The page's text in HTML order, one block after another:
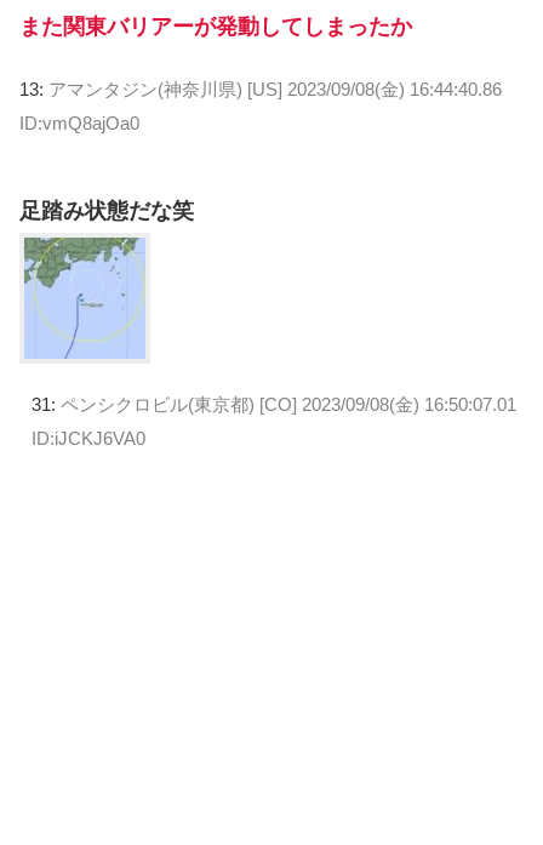
また関東バリアーが発動してしまったか
13: アマンタジン(神奈川県) [US] 2023/09/08(金) 16:44:40.86
ID:vmQ8ajOa0
足踏み状態だな笑
31: ペンシクロビル(東京都) [CO] 2023/09/08(金) 16:50:07.01
ID:iJCKJ6VA0